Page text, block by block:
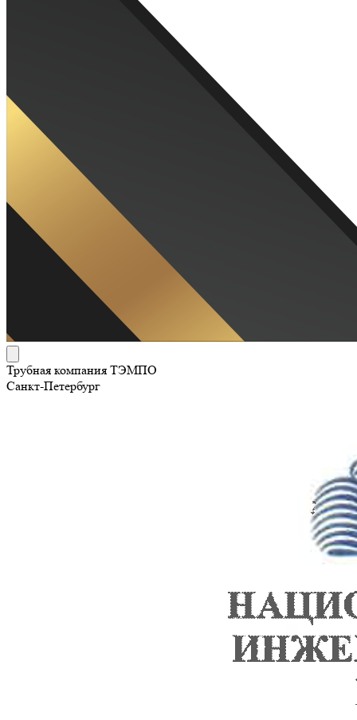
Трубная компания ТЭМПО
Санкт-Петербург